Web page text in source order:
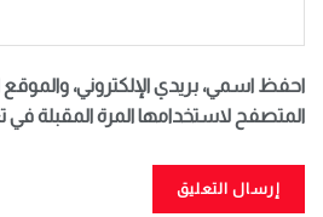
احفظ اسمي، بريدي الإلكتروني، والموقع
المتصفح لاستخدامها المرة المقبلة في